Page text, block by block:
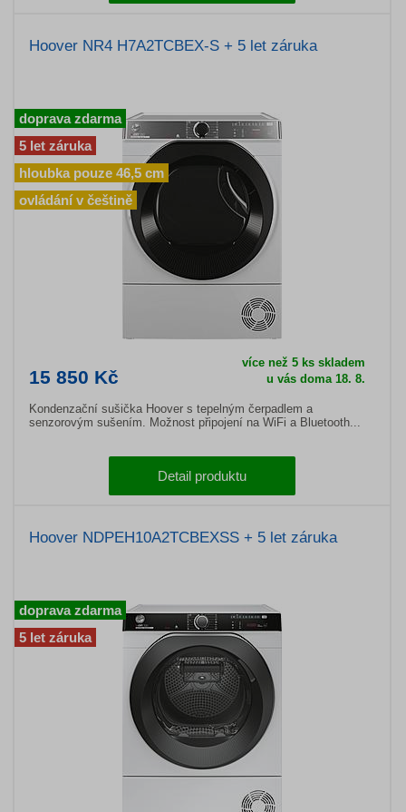
Hoover NR4 H7A2TCBEX-S + 5 let záruka
15 850 Kč
více než 5 ks skladem
u vás doma 18. 8.
Kondenzační sušička Hoover s tepelným čerpadlem a
senzorovým sušením. Možnost připojení na WiFi a Bluetooth...
Detail produktu
doprava zdarma
5 let záruka
hloubka pouze 46,5 cm
ovládání v češtině
Hoover NDPEH10A2TCBEXSS + 5 let záruka
doprava zdarma
5 let záruka